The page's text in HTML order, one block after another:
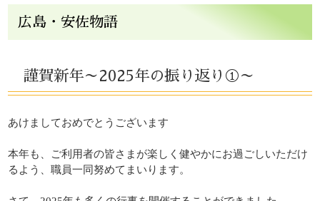
広島県
広島・湯楽苑 井口・楽々苑
令和の杜
広島・安佐物語
謹賀新年～2025年の振り返り①～
あけましておめでとうございます
本年も、ご利用者の皆さまが楽しく健やかにお過ごしいただけ
るよう、職員一同努めてまいります。